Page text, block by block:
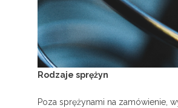
Rodzaje sprężyn
Poza sprężynami na zamówienie,